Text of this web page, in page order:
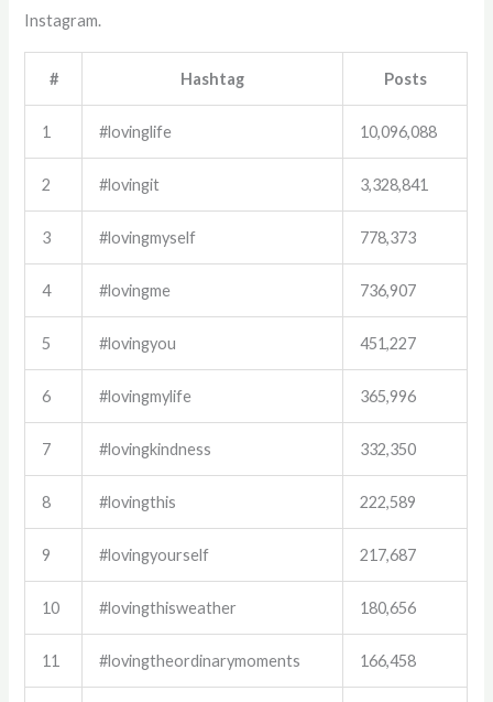
Instagram.
# Hashtag Posts
1 #lovinglife 10,096,088
2 #lovingit 3,328,841
3 #lovingmyself 778,373
4 #lovingme 736,907
5 #lovingyou 451,227
6 #lovingmylife 365,996
7 #lovingkindness 332,350
8 #lovingthis 222,589
9 #lovingyourself 217,687
10 #lovingthisweather 180,656
11 #lovingtheordinarymoments 166,458